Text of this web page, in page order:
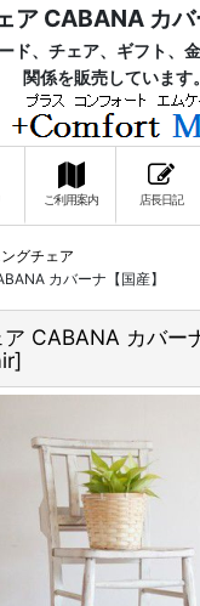
ア CABANA カ
ド、チェア、ギフト、
関係を販売しています。
ご利用案内 店長日記
グチェア
カバーナ【国産】
CABANA カバー
]